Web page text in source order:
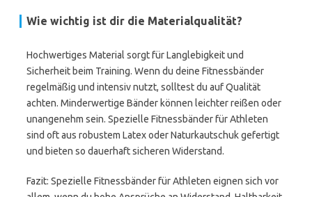
Wie wichtig ist dir die Materialqualität?
Hochwertiges Material sorgt für Langlebigkeit und
Sicherheit beim Training. Wenn du deine Fitnessbänder
regelmäßig und intensiv nutzt, solltest du auf Qualität
achten. Minderwertige Bänder können leichter reißen oder
unangenehm sein. Spezielle Fitnessbänder für Athleten
sind oft aus robustem Latex oder Naturkautschuk gefertigt
und bieten so dauerhaft sicheren Widerstand.
Fazit: Spezielle Fitnessbänder für Athleten eignen sich vor